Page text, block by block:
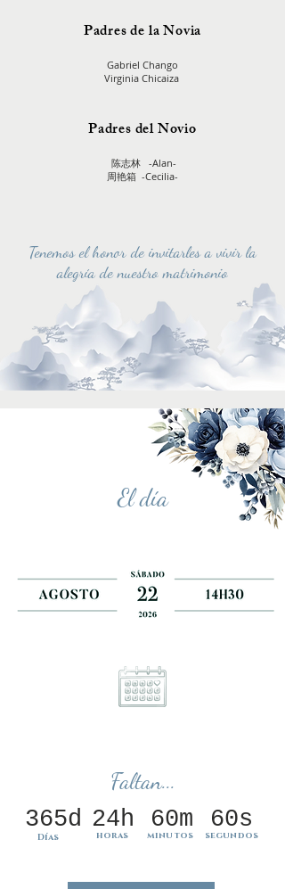
Padres de la Novia
Gabriel Chango
Virginia Chicaiza
Padres del Novio
陈志林 -Alan-
周艳箱 -Cecilia-
Tenemos el honor de invitarles a vivir la
alegría de nuestro matrimonio
El día
Faltan...
365d 24h 60m 60s
Días horas minutos segundos